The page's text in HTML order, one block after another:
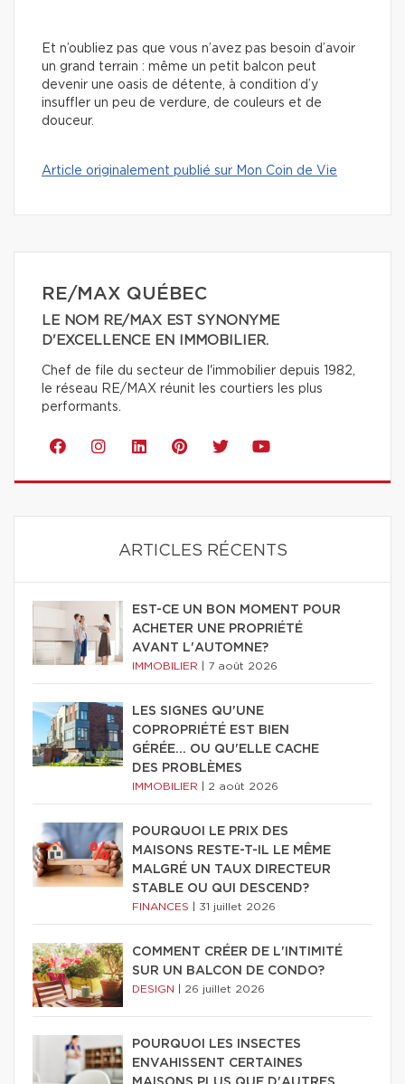
Et n’oubliez pas que vous n’avez pas besoin d’avoir
un grand terrain : même un petit balcon peut
devenir une oasis de détente, à condition d’y
insuffler un peu de verdure, de couleurs et de
douceur.
Article originalement publié sur Mon Coin de Vie
RE/MAX QUÉBEC
LE NOM RE/MAX EST SYNONYME
D'EXCELLENCE EN IMMOBILIER.
Chef de file du secteur de l'immobilier depuis 1982,
le réseau RE/MAX réunit les courtiers les plus
performants.
ARTICLES RÉCENTS
EST-CE UN BON MOMENT POUR
ACHETER UNE PROPRIÉTÉ
AVANT L'AUTOMNE?
IMMOBILIER 7 août 2026
LES SIGNES QU'UNE
COPROPRIÉTÉ EST BIEN
GÉRÉE… OU QU'ELLE CACHE
DES PROBLÈMES
IMMOBILIER 2 août 2026
POURQUOI LE PRIX DES
MAISONS RESTE-T-IL LE MÊME
MALGRÉ UN TAUX DIRECTEUR
STABLE OU QUI DESCEND?
FINANCES 31 juillet 2026
COMMENT CRÉER DE L'INTIMITÉ
SUR UN BALCON DE CONDO?
DESIGN 26 juillet 2026
POURQUOI LES INSECTES
ENVAHISSENT CERTAINES